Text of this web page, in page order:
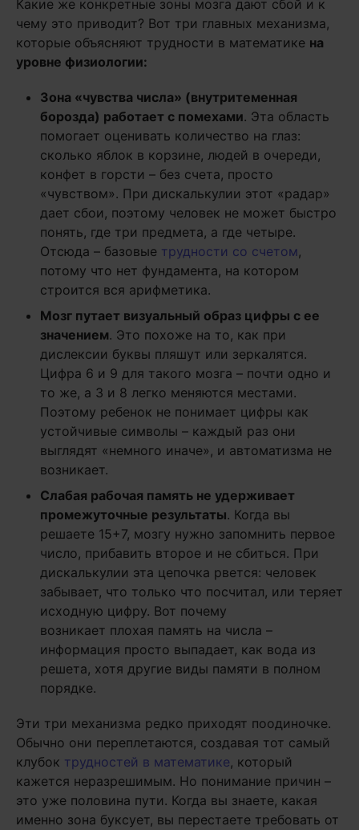
Какие же конкретные зоны мозга дают сбой и к
чему это приводит? Вот три главных механизма,
которые объясняют трудности в математике на
уровне физиологии:
Зона «чувства числа» (внутритеменная
борозда) работает с помехами. Эта область
помогает оценивать количество на глаз:
сколько яблок в корзине, людей в очереди,
конфет в горсти – без счета, просто
«чувством». При дискалькулии этот «радар»
дает сбои, поэтому человек не может быстро
понять, где три предмета, а где четыре.
Отсюда – базовые трудности со счетом,
потому что нет фундамента, на котором
строится вся арифметика.
Мозг путает визуальный образ цифры с ее
значением. Это похоже на то, как при
дислексии буквы пляшут или зеркалятся.
Цифра 6 и 9 для такого мозга – почти одно и
то же, а 3 и 8 легко меняются местами.
Поэтому ребенок не понимает цифры как
устойчивые символы – каждый раз они
выглядят «немного иначе», и автоматизма не
возникает.
Слабая рабочая память не удерживает
промежуточные результаты. Когда вы
решаете 15+7, мозгу нужно запомнить первое
число, прибавить второе и не сбиться. При
дискалькулии эта цепочка рвется: человек
забывает, что только что посчитал, или теряет
исходную цифру. Вот почему
возникает плохая память на числа –
информация просто выпадает, как вода из
решета, хотя другие виды памяти в полном
порядке.
Эти три механизма редко приходят поодиночке.
Обычно они переплетаются, создавая тот самый
клубок трудностей в математике, который
кажется неразрешимым. Но понимание причин –
это уже половина пути. Когда вы знаете, какая
именно зона буксует, вы перестаете требовать от